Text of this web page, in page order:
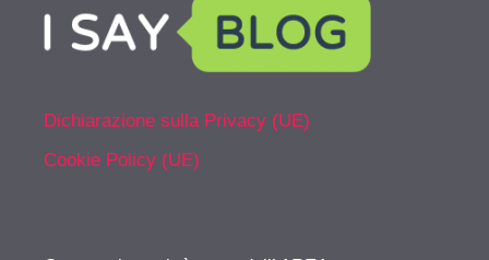
Dichiarazione sulla Privacy (UE)
Cookie Policy (UE)